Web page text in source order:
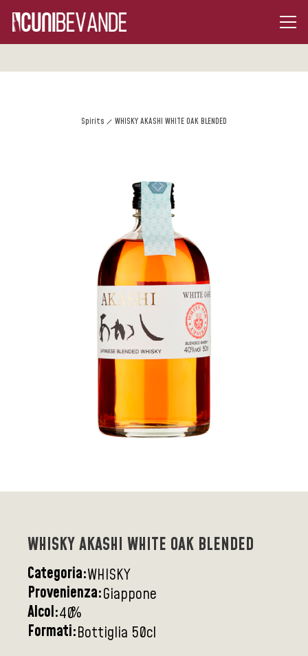
Spirits WHISKY AKASHI WHITE OAK BLENDED
WHISKY AKASHI WHITE OAK BLENDED
Categoria:WHISKY
Provenienza:Giappone
Alcol:40%
Formati:Bottiglia 50cl